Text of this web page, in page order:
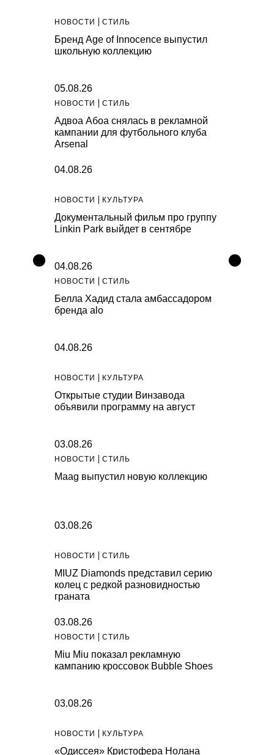
НОВОСТИ СТИЛЬ
Бренд Age of Innocence выпустил
школьную коллекцию
05.08.26
НОВОСТИ СТИЛЬ
Адвоа Абоа снялась в рекламной
кампании для футбольного клуба
Arsenal
04.08.26
НОВОСТИ КУЛЬТУРА
Документальный фильм про группу
Linkin Park выйдет в сентябре
04.08.26
НОВОСТИ СТИЛЬ
Белла Хадид стала амбассадором
бренда alo
04.08.26
НОВОСТИ КУЛЬТУРА
Открытые студии Винзавода
объявили программу на август
03.08.26
НОВОСТИ СТИЛЬ
Maag выпустил новую коллекцию
03.08.26
НОВОСТИ СТИЛЬ
MIUZ Diamonds представил серию
колец с редкой разновидностью
граната
03.08.26
НОВОСТИ СТИЛЬ
Miu Miu показал рекламную
кампанию кроссовок Bubble Shoes
03.08.26
НОВОСТИ КУЛЬТУРА
«Одиссея» Кристофера Нолана